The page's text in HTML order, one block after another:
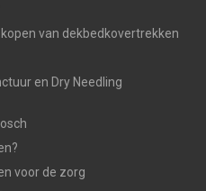
van dekbedkovertrekken
en Dry Needling
voor de zorg